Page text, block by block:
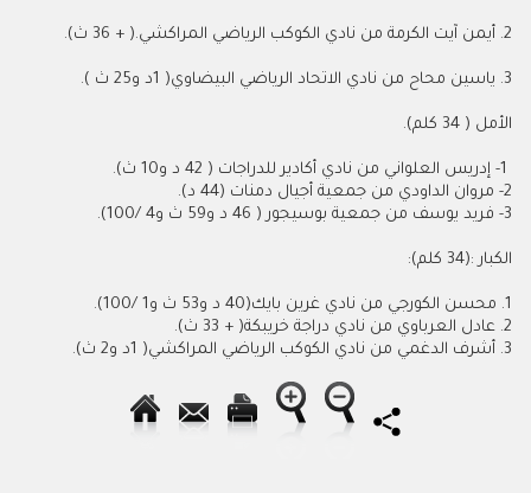
2. أيمن آيت الكرمة من نادي الكوكب الرياضي المراكشي.( + 36 ث).
3. ياسين محاح من نادي الاتحاد الرياضي البيضاوي( 1د و25 ث ).
الأمل ( 34 كلم).
2- مروان الداودي من جمعية أجيال دمنات (44 د).
3- فريد يوسف من جمعية بوسيجور ( 46 د و59 ث و4 /100).
الكبار :(34 كلم):
1. محسن الكورجي من نادي غرين بايك(40 د و53 ث و1 /100).
2. عادل العرباوي من نادي دراجة خريبكة( + 33 ث).
3. أشرف الدغمي من نادي الكوكب الرياضي المراكشي( 1د و2 ث).